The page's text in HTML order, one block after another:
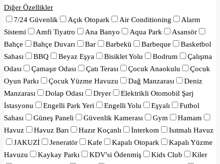
Diğer Özellikler
7/24 Güvenlik
Açık Otopark Air Conditioning
Alarm
Sistemi
Amfi Tiyatro Ana Banyo Aqua Park
Asansör
Bahçe
Bahçe Duvarı Bar Barbekü Barbeque
Basketbol
Sahası
BBQ Beyaz Eşya Bisiklet Yolu Bodrum
Çalışma
Odası
Çamaşır Odası Çatı Terası Çocuk Anaokulu
Çocuk
Oyun Parkı
Çocuk Yüzme Havuzu Dağ Manzarası
Deniz
Manzarası
Dolap Odası Dryer
Elektrikli Otomobil Şarj
İstasyonu
Engelli Park Yeri Engelli Yolu Eşyalı
Futbol
Sahası
Güneş Paneli Güvenlik Kamerası Gym
Hamam
Havuz
Havuz Barı Hazır Koçanlı İnterkom
Isıtmalı Havuz
JAKUZİ
Jeneratör Kafe Kapalı Otopark
Kapalı Yüzme
Havuzu
Kaykay Parkı KDV'si Ödenmiş Kids Club
Kiler